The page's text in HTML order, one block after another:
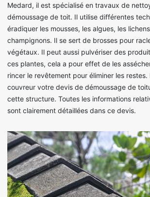
Medard, il est spécialisé en travaux de
démoussage de toit. Il utilise différentes
éradiquer les mousses, les algues, les
champignons. Il se sert de brosses pour
végétaux. Il peut aussi pulvériser des
ces plantes, cela a pour effet de les
rincer le revêtement pour éliminer les
couvreur votre devis de démoussage de
cette structure. Toutes les informations
sont clairement détaillées dans ce devis.